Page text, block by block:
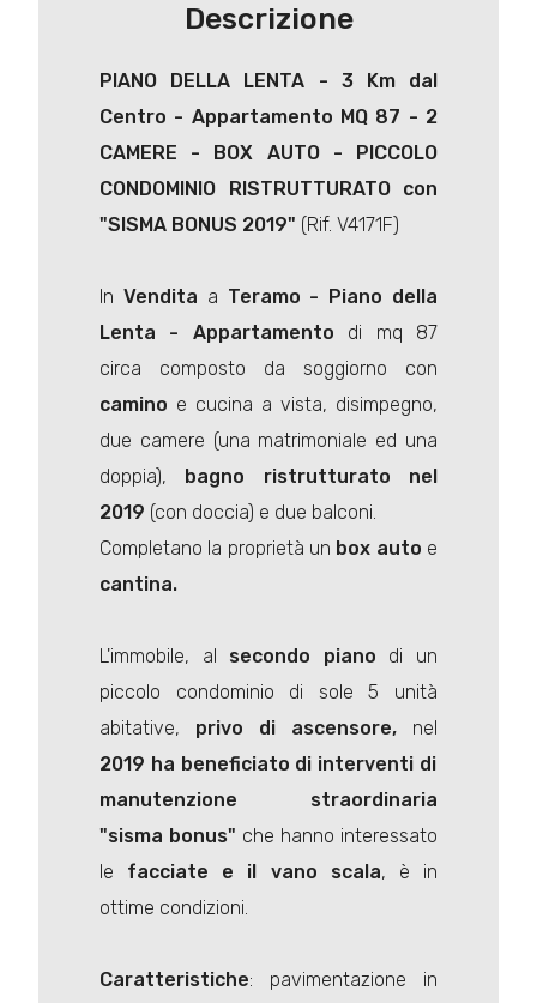
Descrizione
PIANO DELLA LENTA - 3 Km dal
Centro - Appartamento MQ 87 - 2
CAMERE - BOX AUTO - PICCOLO
CONDOMINIO RISTRUTTURATO con
"SISMA BONUS 2019" (Rif. V4171F)
In Vendita a Teramo - Piano della
Lenta - Appartamento di mq 87
circa composto da soggiorno con
camino e cucina a vista, disimpegno,
due camere (una matrimoniale ed una
doppia), bagno ristrutturato nel
2019 (con doccia) e due balconi.
Completano la proprietà un box auto e
cantina.
L'immobile, al secondo piano di un
piccolo condominio di sole 5 unità
abitative, privo di ascensore, nel
2019 ha beneficiato di interventi di
manutenzione straordinaria
"sisma bonus" che hanno interessato
le facciate e il vano scala, è in
ottime condizioni.
Caratteristiche: pavimentazione in